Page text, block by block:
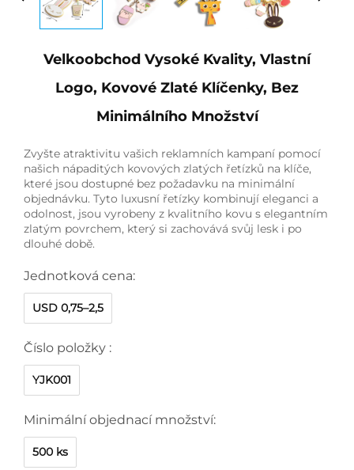
Velkoobchod Vysoké Kvality, Vlastní
Logo, Kovové Zlaté Klíčenky, Bez
Minimálního Množství
Zvyšte atraktivitu vašich reklamních kampaní pomocí
našich nápaditých kovových zlatých řetízků na klíče,
které jsou dostupné bez požadavku na minimální
objednávku. Tyto luxusní řetízky kombinují eleganci a
odolnost, jsou vyrobeny z kvalitního kovu s elegantním
zlatým povrchem, který si zachovává svůj lesk i po
dlouhé době.
Jednotková cena:
USD 0,75–2,5
Číslo položky :
YJK001
Minimální objednací množství:
500 ks